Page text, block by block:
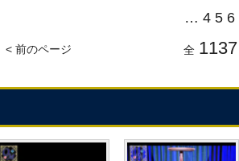
… 4 5 6
< 前のページ 全 1137